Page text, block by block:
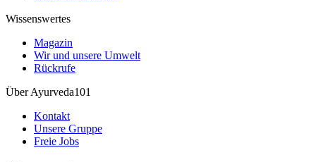
Wissenswertes
Magazin
Wir und unsere Umwelt
Rückrufe
Über Ayurveda101
Kontakt
Unsere Gruppe
Freie Jobs